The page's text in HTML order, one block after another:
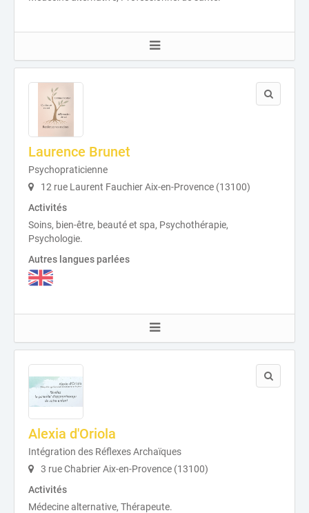
Laurence Brunet
Psychopraticienne
12 rue Laurent Fauchier Aix-en-Provence (13100)
Activités
Soins, bien-être, beauté et spa, Psychothérapie,
Psychologie.
Autres langues parlées
Alexia d'Oriola
Intégration des Réflexes Archaïques
3 rue Chabrier Aix-en-Provence (13100)
Activités
Médecine alternative, Thérapeute.